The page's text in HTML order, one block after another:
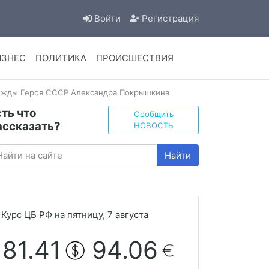
Войти Регистрация
ПОЛИТИКА ПРОИСШЕСТВИЯ
Героя СССР Александра Покрышкина
что
Сообщить
НОВОСТЬ
Найти
Курс ЦБ РФ на пятницу, 7 августа
81.41 94.06